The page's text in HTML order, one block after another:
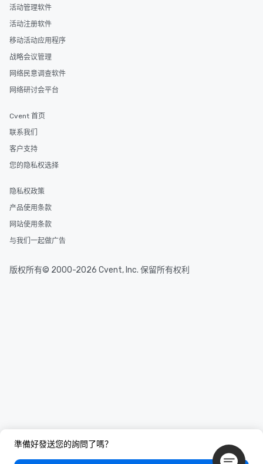
準備好發送您的詢問了嗎？
活动管理软件
活动注册软件
移动活动应用程序
战略会议管理
网络民意调查软件
网络研讨会平台
Cvent 首页
联系我们
客户支持
您的隐私权选择
隐私权政策
产品使用条款
网站使用条款
与我们一起做广告
版权所有© 2000-2026 Cvent, Inc. 保留所有权利